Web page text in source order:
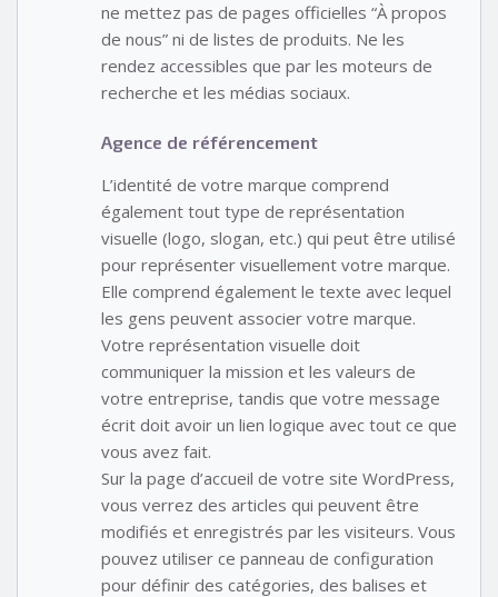
ne mettez pas de pages officielles “À propos
de nous” ni de listes de produits. Ne les
rendez accessibles que par les moteurs de
recherche et les médias sociaux.
Agence de référencement
L’identité de votre marque comprend
également tout type de représentation
visuelle (logo, slogan, etc.) qui peut être utilisé
pour représenter visuellement votre marque.
Elle comprend également le texte avec lequel
les gens peuvent associer votre marque.
Votre représentation visuelle doit
communiquer la mission et les valeurs de
votre entreprise, tandis que votre message
écrit doit avoir un lien logique avec tout ce que
vous avez fait.
Sur la page d’accueil de votre site WordPress,
vous verrez des articles qui peuvent être
modifiés et enregistrés par les visiteurs. Vous
pouvez utiliser ce panneau de configuration
pour définir des catégories, des balises et